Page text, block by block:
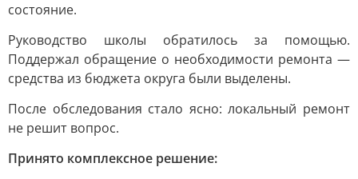
состояние.
Руководство школы обратилось за помощью.
Поддержал обращение о необходимости ремонта —
средства из бюджета округа были выделены.
После обследования стало ясно: локальный ремонт
не решит вопрос.
Принято комплексное решение: